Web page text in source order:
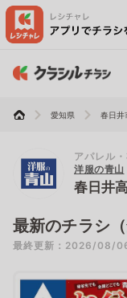
愛知県 春日井
アパレル
洋服の青山
春日井
最新のチラシ（
最終更新：2026/08/